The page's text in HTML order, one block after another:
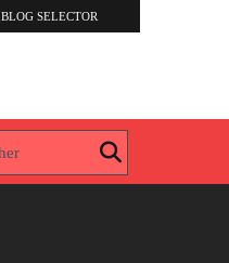
BLOG SELECTOR